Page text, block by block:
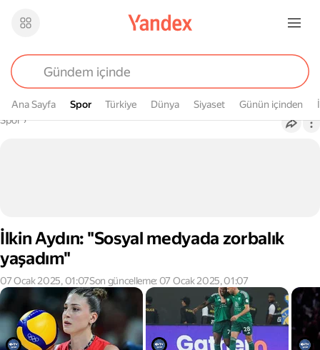
Ana Sayfa Spor
Spor Türkiye Dünya Siyaset Günün içinden
Buradasın
Spor›
İlkin Aydın: "Sosyal medyada zorbalık
yaşadım"
07 Ocak 2025, 01:07Son güncelleme: 07 Ocak 2025, 01:07